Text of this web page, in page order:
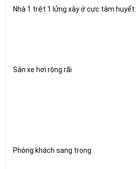
Nhà 1 trệt 1 lửng xây ở cực tâm huyết:
Sân xe hơi rộng rãi
Phòng khách sang trọng